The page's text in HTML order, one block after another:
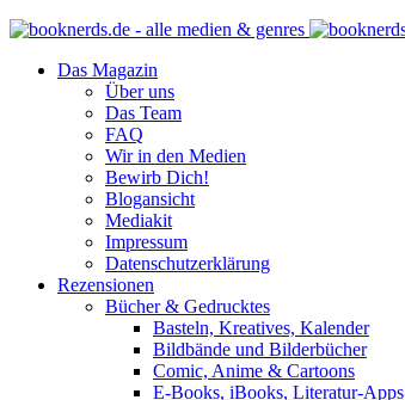
Das Magazin
Über uns
Das Team
FAQ
Wir in den Medien
Bewirb Dich!
Blogansicht
Mediakit
Impressum
Datenschutzerklärung
Rezensionen
Bücher & Gedrucktes
Basteln, Kreatives, Kalender
Bildbände und Bilderbücher
Comic, Anime & Cartoons
E-Books, iBooks, Literatur-Apps